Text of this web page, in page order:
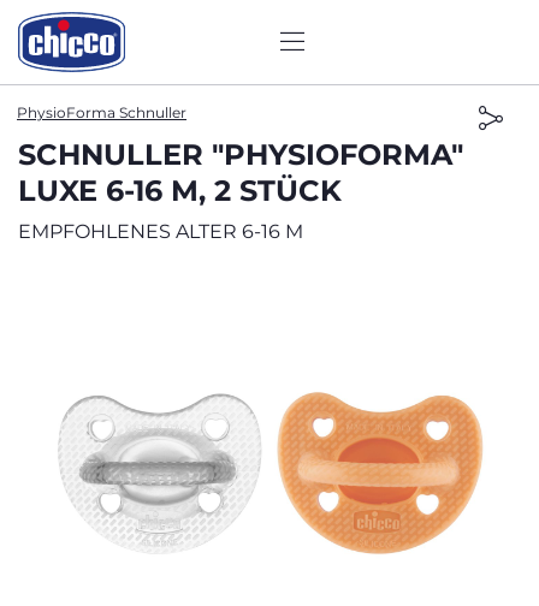
PhysioForma Schnuller
SCHNULLER "PHYSIOFORMA"
LUXE 6-16 M, 2 STÜCK
EMPFOHLENES ALTER 6-16 M